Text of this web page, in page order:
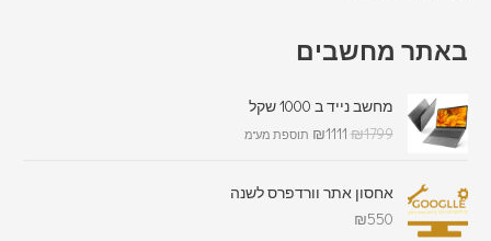
באתר מחשבים
מחשב נייד ב 1000 שקל
₪1799
₪1111 תוספת מע"מ
אחסון אתר וורדפרס לשנה
₪550